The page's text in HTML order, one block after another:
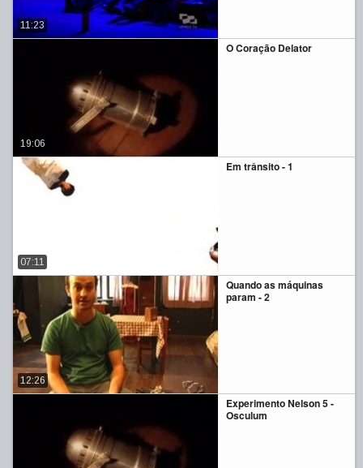
11:23
O Coração Delator
19:06
Em trânsito - 1
07:11
Quando as máquinas
param - 2
12:26
Experimento Nelson 5 -
Osculum